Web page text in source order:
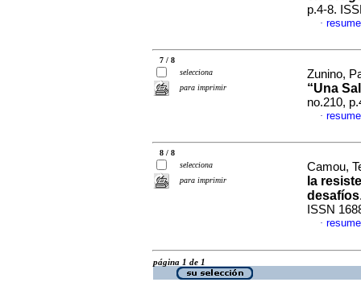
p.4-8.
·
7 / 8
selecciona
para imprimir
Zunino,
“Una
no.210,
·
8 / 8
selecciona
para imprimir
Camou,
la
desafíos
ISSN
·
página 1 de 1